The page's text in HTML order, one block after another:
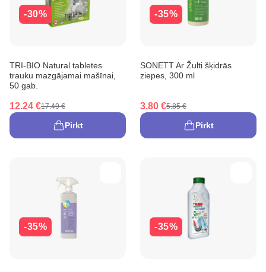
-30%
TRI-BIO Natural tabletes
trauku mazgājamai mašīnai,
50 gab.
12.24 €17.49 €
Pirkt
-35%
SONETT Ar Žulti šķidrās
ziepes, 300 ml
3.80 €5.85 €
Pirkt
-35% -35%